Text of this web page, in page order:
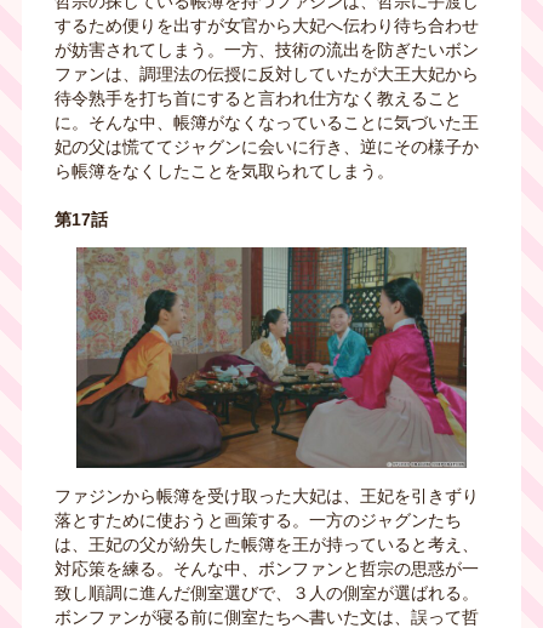
するため便りを出すが女官から大妃へ伝わり待ち合わせ
が妨害されてしまう。一方、技術の流出を防ぎたいボン
ファンは、調理法の伝授に反対していたが大王大妃から
待令熟手を打ち首にすると言われ仕方なく教えること
に。そんな中、帳簿がなくなっていることに気づいた王
妃の父は慌ててジャグンに会いに行き、逆にその様子か
ら帳簿をなくしたことを気取られてしまう。
第17話
ファジンから帳簿を受け取った大妃は、王妃を引きずり
落とすために使おうと画策する。一方のジャグンたち
は、王妃の父が紛失した帳簿を王が持っていると考え、
対応策を練る。そんな中、ボンファンと哲宗の思惑が一
致し順調に進んだ側室選びで、３人の側室が選ばれる。
ボンファンが寝る前に側室たちへ書いた文は、誤って哲